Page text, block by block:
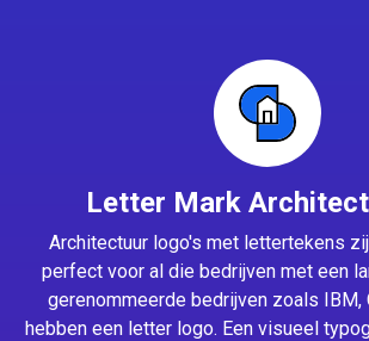
Letter Mark
Architectuur logo's met lettertekens
perfect voor al die bedrijven met een
gerenommeerde bedrijven zoals IBM,
hebben een letter logo. Een visueel